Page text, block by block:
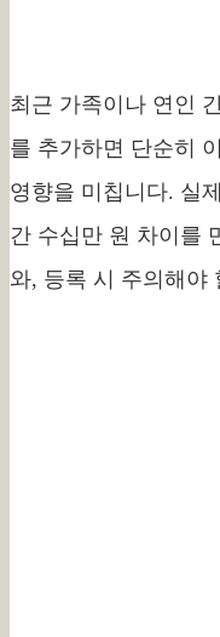
최근 가족이나 연인
를 추가하면 단순히
영향을 미칩니다. 실
간 수십만 원 차이를
와, 등록 시 주의해야